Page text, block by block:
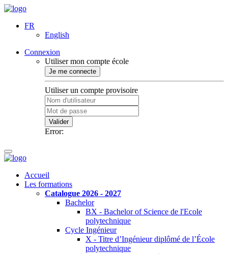
FR
English
Connexion
Utiliser mon compte école
Je me connecte
Utiliser un compte provisoire
Valider
Error:
Accueil
Les formations
Catalogue 2026 - 2027
Bachelor
BX - Bachelor of Science de l'Ecole
polytechnique
Cycle Ingénieur
X - Titre d’Ingénieur diplômé de l’École
polytechnique